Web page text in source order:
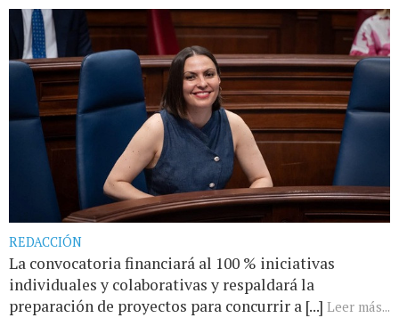
REDACCIÓN
La convocatoria financiará al 100 % iniciativas
individuales y colaborativas y respaldará la
preparación de proyectos para concurrir a [...] Leer más...